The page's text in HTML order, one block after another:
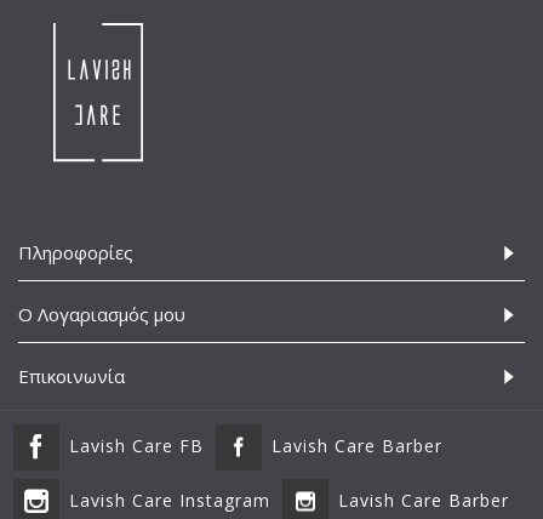
Πληροφορίες
Ο Λογαριασμός μου
Επικοινωνία
Lavish Care FB Lavish Care Barber
Lavish Care Instagram Lavish Care Barber